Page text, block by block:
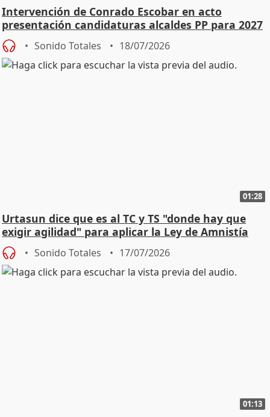
Intervención de Conrado Escobar en acto
presentación candidaturas alcaldes PP para 2027
Sonido Totales 18/07/2026
01:28
Urtasun dice que es al TC y TS "donde hay que
exigir agilidad" para aplicar la Ley de Amnistía
Sonido Totales 17/07/2026
01:13